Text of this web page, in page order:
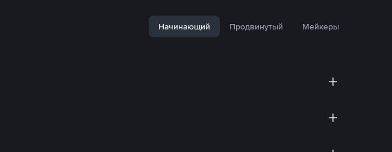
Начинающий Продвинутый Мейкеры